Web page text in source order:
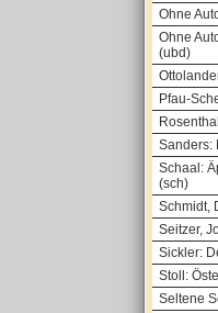
Ohne
Ohne
(ubd)
Pfau-
Sanders:
Schaal:
(sch)
Schmidt,
Seitzer,
Sickler:
Stoll:
Seltene